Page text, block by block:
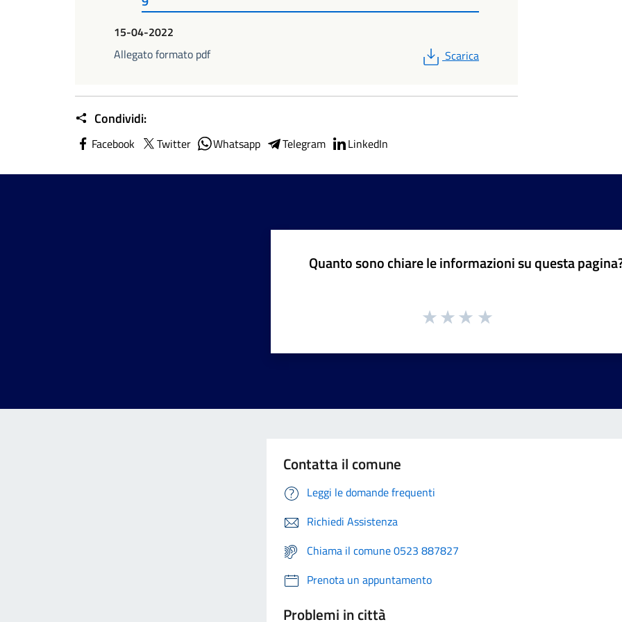
15-04-2022
Allegato formato pdf
PDF
Scarica
Condividi:
Facebook Twitter Whatsapp Telegram LinkedIn
Quanto sono chiare le informazioni su questa
Contatta il comune
Leggi le domande frequenti
Richiedi Assistenza
Chiama il comune 0523 887827
Prenota un appuntamento
Problemi in città